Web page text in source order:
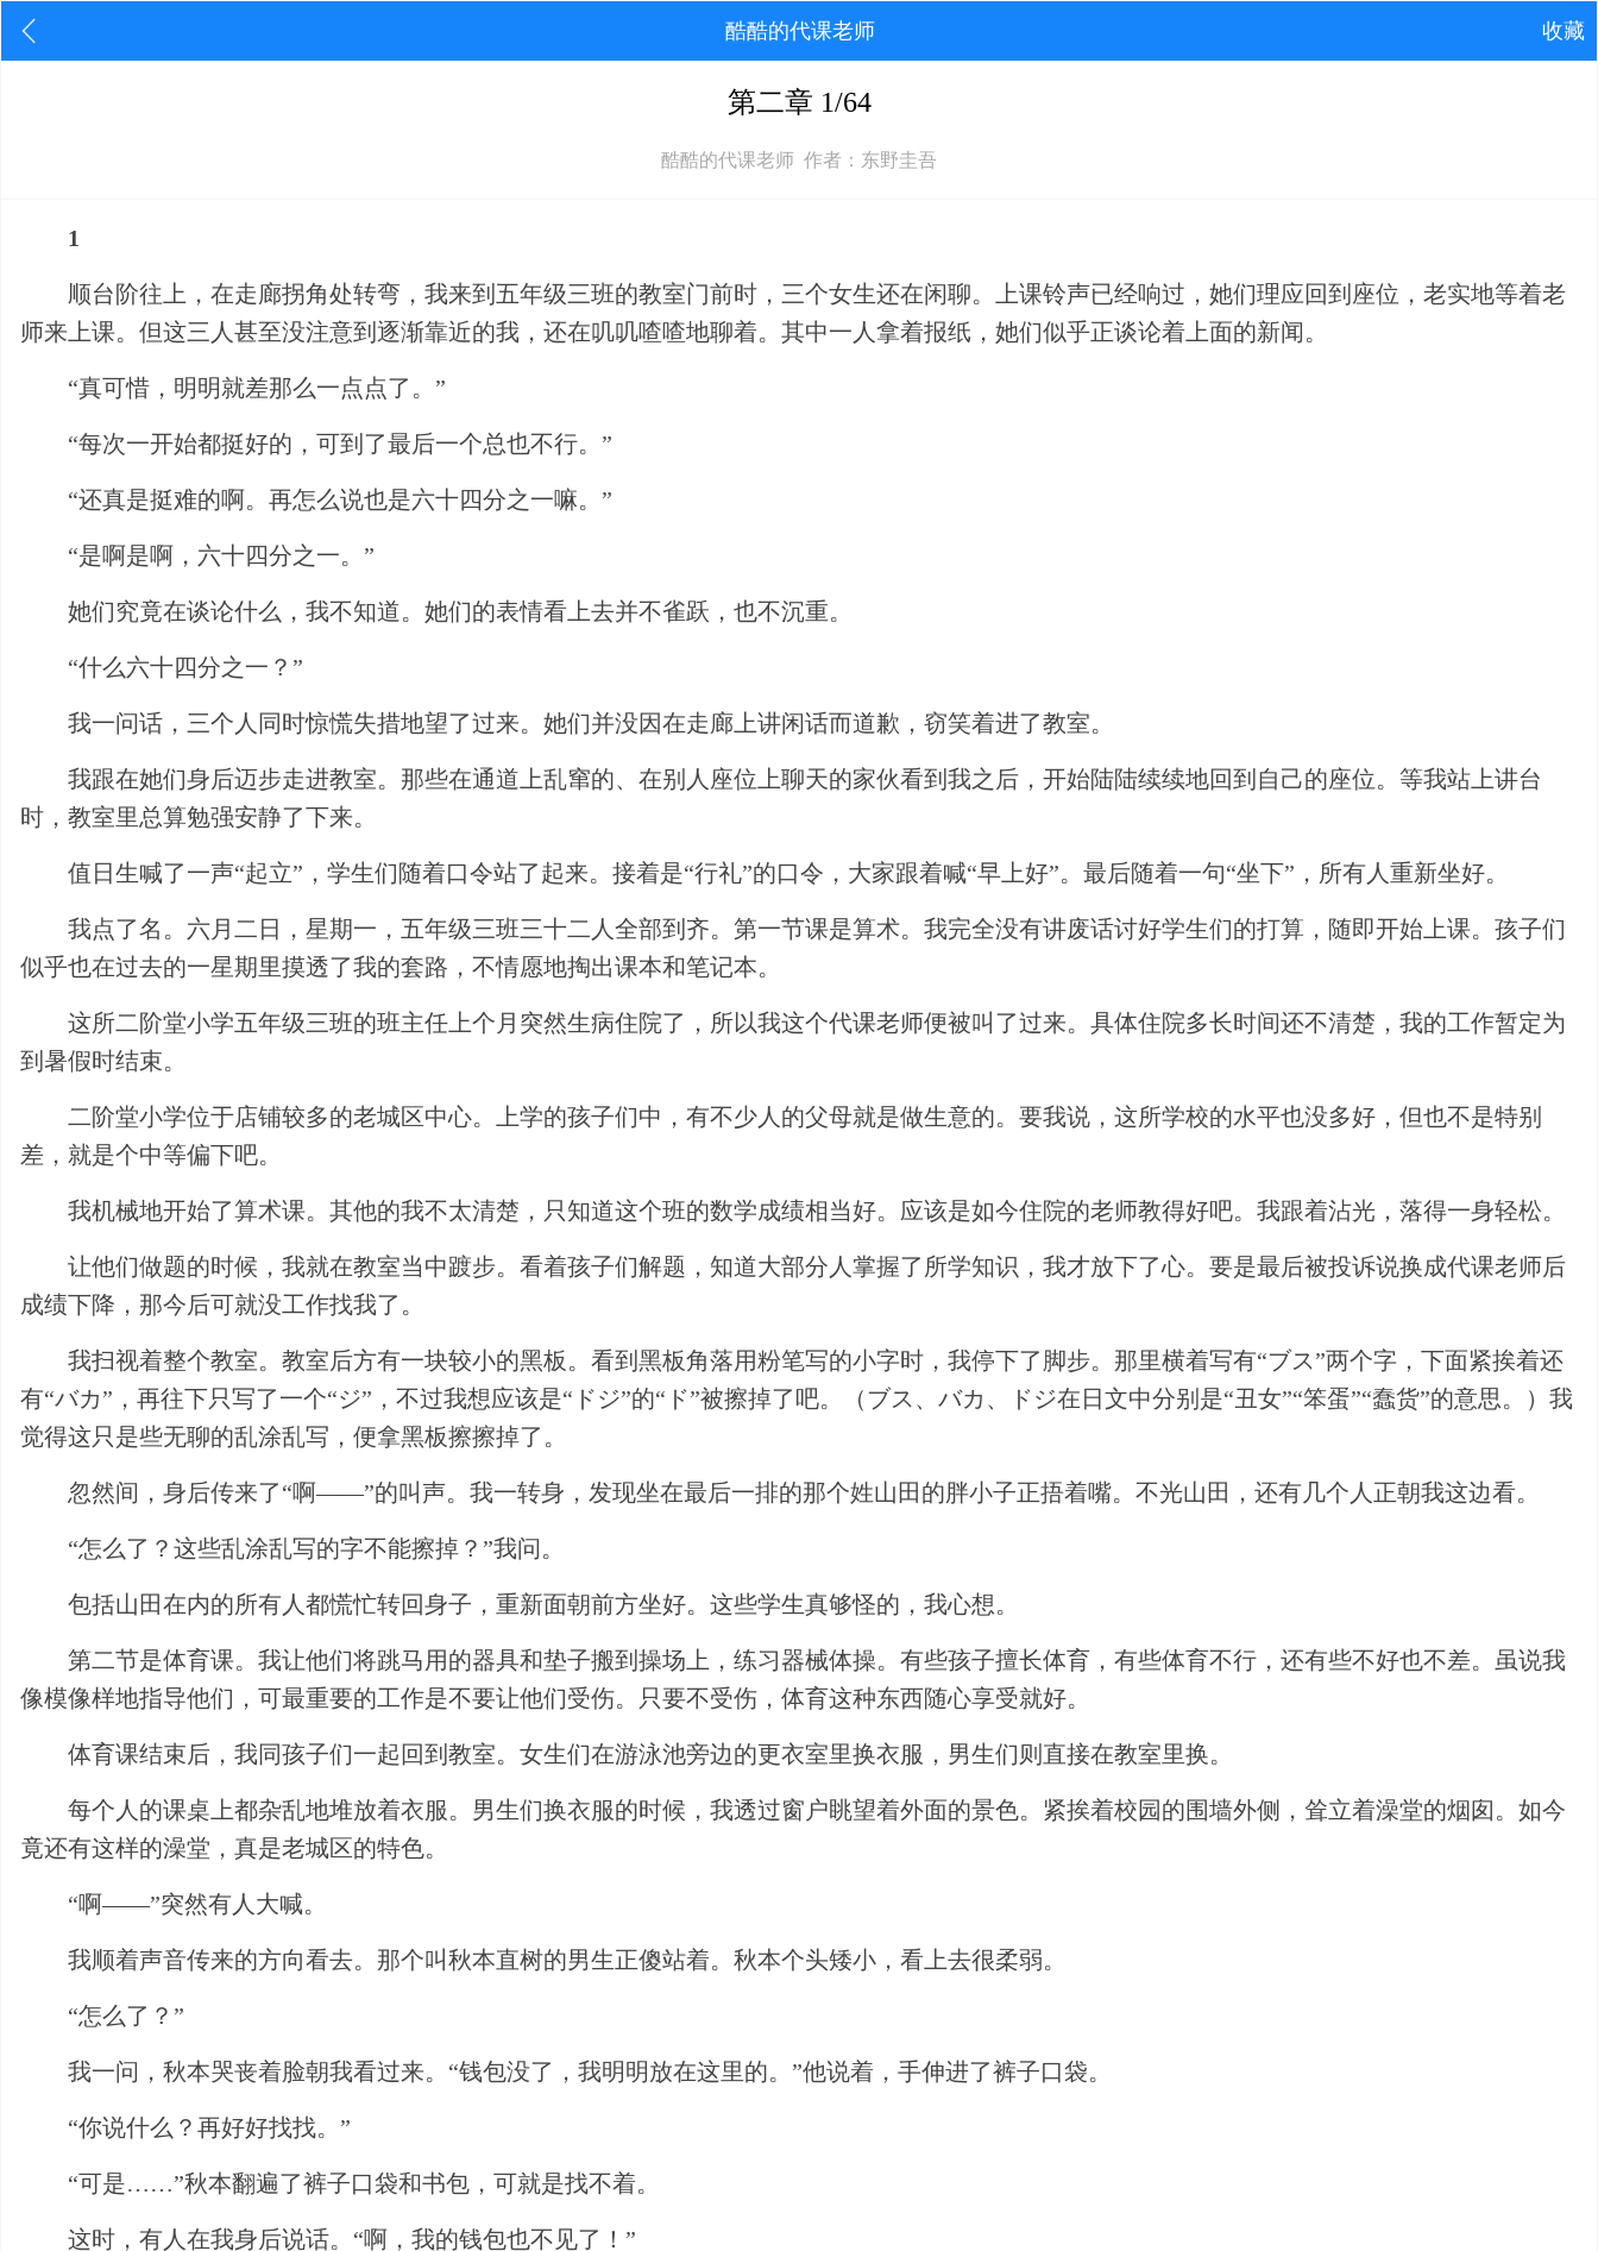
酷酷的代课老师 收藏
第二章 1/64
酷酷的代课老师 作者：东野圭吾
1
顺台阶往上，在走廊拐角处转弯，我来到五年级三班的教室门前时，三个女生还在闲聊。上课铃声已经响过，她们理应回到座位，老实地等着老
师来上课。但这三人甚至没注意到逐渐靠近的我，还在叽叽喳喳地聊着。其中一人拿着报纸，她们似乎正谈论着上面的新闻。
“真可惜，明明就差那么一点点了。”
“每次一开始都挺好的，可到了最后一个总也不行。”
“还真是挺难的啊。再怎么说也是六十四分之一嘛。”
“是啊是啊，六十四分之一。”
她们究竟在谈论什么，我不知道。她们的表情看上去并不雀跃，也不沉重。
“什么六十四分之一？”
我一问话，三个人同时惊慌失措地望了过来。她们并没因在走廊上讲闲话而道歉，窃笑着进了教室。
我跟在她们身后迈步走进教室。那些在通道上乱窜的、在别人座位上聊天的家伙看到我之后，开始陆陆续续地回到自己的座位。等我站上讲台
时，教室里总算勉强安静了下来。
值日生喊了一声“起立”，学生们随着口令站了起来。接着是“行礼”的口令，大家跟着喊“早上好”。最后随着一句“坐下”，所有人重新坐好。
我点了名。六月二日，星期一，五年级三班三十二人全部到齐。第一节课是算术。我完全没有讲废话讨好学生们的打算，随即开始上课。孩子们
似乎也在过去的一星期里摸透了我的套路，不情愿地掏出课本和笔记本。
这所二阶堂小学五年级三班的班主任上个月突然生病住院了，所以我这个代课老师便被叫了过来。具体住院多长时间还不清楚，我的工作暂定为
到暑假时结束。
二阶堂小学位于店铺较多的老城区中心。上学的孩子们中，有不少人的父母就是做生意的。要我说，这所学校的水平也没多好，但也不是特别
差，就是个中等偏下吧。
我机械地开始了算术课。其他的我不太清楚，只知道这个班的数学成绩相当好。应该是如今住院的老师教得好吧。我跟着沾光，落得一身轻松。
让他们做题的时候，我就在教室当中踱步。看着孩子们解题，知道大部分人掌握了所学知识，我才放下了心。要是最后被投诉说换成代课老师后
成绩下降，那今后可就没工作找我了。
我扫视着整个教室。教室后方有一块较小的黑板。看到黑板角落用粉笔写的小字时，我停下了脚步。那里横着写有“ブス”两个字，下面紧挨着还
有“バカ”，再往下只写了一个“ジ”，不过我想应该是“ドジ”的“ド”被擦掉了吧。（ブス、バカ、ドジ在日文中分别是“丑女”“笨蛋”“蠢货”的意思。）我
觉得这只是些无聊的乱涂乱写，便拿黑板擦擦掉了。
忽然间，身后传来了“啊——”的叫声。我一转身，发现坐在最后一排的那个姓山田的胖小子正捂着嘴。不光山田，还有几个人正朝我这边看。
“怎么了？这些乱涂乱写的字不能擦掉？”我问。
包括山田在内的所有人都慌忙转回身子，重新面朝前方坐好。这些学生真够怪的，我心想。
第二节是体育课。我让他们将跳马用的器具和垫子搬到操场上，练习器械体操。有些孩子擅长体育，有些体育不行，还有些不好也不差。虽说我
像模像样地指导他们，可最重要的工作是不要让他们受伤。只要不受伤，体育这种东西随心享受就好。
体育课结束后，我同孩子们一起回到教室。女生们在游泳池旁边的更衣室里换衣服，男生们则直接在教室里换。
每个人的课桌上都杂乱地堆放着衣服。男生们换衣服的时候，我透过窗户眺望着外面的景色。紧挨着校园的围墙外侧，耸立着澡堂的烟囱。如今
竟还有这样的澡堂，真是老城区的特色。
“啊——”突然有人大喊。
我顺着声音传来的方向看去。那个叫秋本直树的男生正傻站着。秋本个头矮小，看上去很柔弱。
“怎么了？”
我一问，秋本哭丧着脸朝我看过来。“钱包没了，我明明放在这里的。”他说着，手伸进了裤子口袋。
“你说什么？再好好找找。”
“可是……”秋本翻遍了裤子口袋和书包，可就是找不着。
这时，有人在我身后说话。“啊，我的钱包也不见了！”